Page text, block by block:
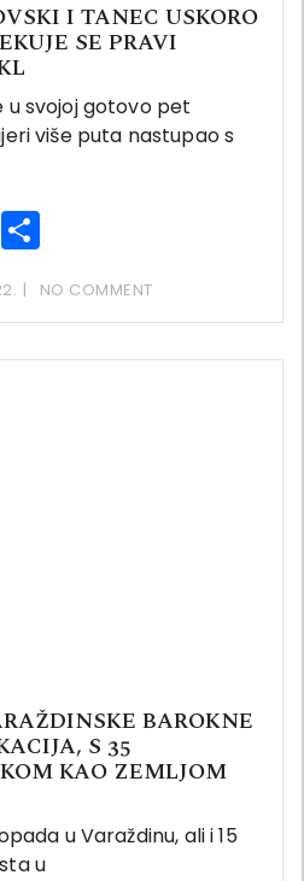
I TANEC USKORO
SE PRAVI
u svojoj gotovo pet
više puta nastupao s
Email
NO COMMENT
BAROKNE
S 35
KAO ZEMLJOM
u Varaždinu, ali i 15
u